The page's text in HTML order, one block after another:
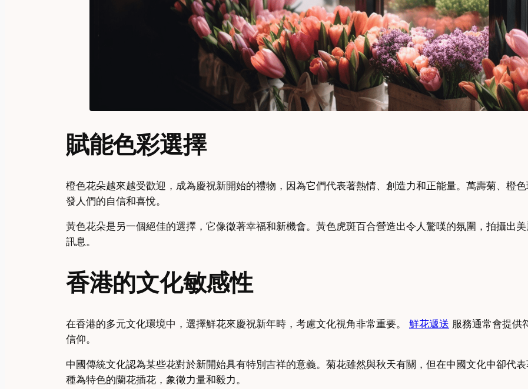
賦能色彩選擇
橙色花朵越來越受歡迎，成為慶祝新開始的禮物，因為它們代表著熱情、創造力和正能量。萬壽菊、橙
發人們的自信和喜悅。
黃色花朵是另一個絕佳的選擇，它像徵著幸福和新機會。黃色虎斑百合營造出令人驚嘆的氛圍，拍攝出
訊息。
香港的文化敏感性
在香港的多元文化環境中，選擇鮮花來慶祝新年時，考慮文化視角非常重要。 鮮花遞送 服務通常會提供
信仰。
中國傳統文化認為某些花對於新開始具有特別吉祥的意義。菊花雖然與秋天有關，但在中國文化中卻代
種為特色的蘭花插花，象徵力量和毅力。